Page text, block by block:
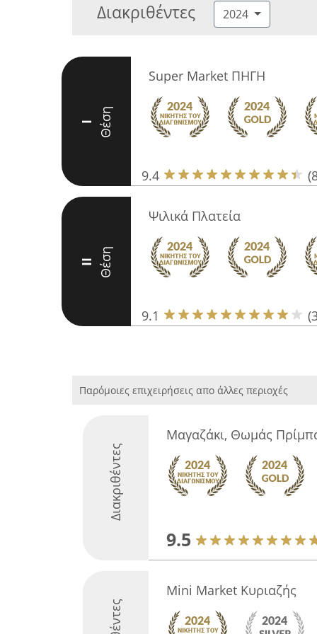
Διακριθέντες 2024
I Θέση
Super Market ΠΗΓΗ
9.4
II Θέση
Ψιλικά Πλατεία
9.1
Παρόμοιες επιχειρήσεις απο άλλες περιοχές
Διακριθέντες
Μαγαζάκι, Θωμάς
9.5
Mini Market Κυριαζής